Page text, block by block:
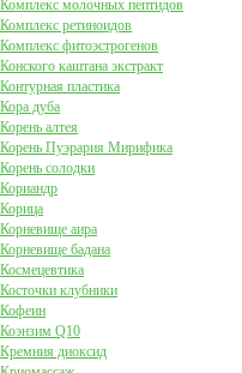
Комплекс молочных пептидов
Комплекс ретиноидов
Комплекс фитоэстрогенов
Конского каштана экстракт
Контурная пластика
Кора дуба
Корень алтея
Корень Пуэрария Мирифика
Корень солодки
Кориандр
Корица
Корневище аира
Корневище бадана
Космецевтика
Косточки клубники
Кофеин
Коэнзим Q10
Кремния диоксид